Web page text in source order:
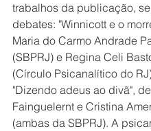
trabalhos da publicação,
debates: "Winnicott e o
Maria do Carmo Andrade
(SBPRJ) e Regina Celi
(Círculo Psicanalítico do
"Dizendo adeus ao divã",
Fainguelernt e Cristina
(ambas da SBPRJ). A